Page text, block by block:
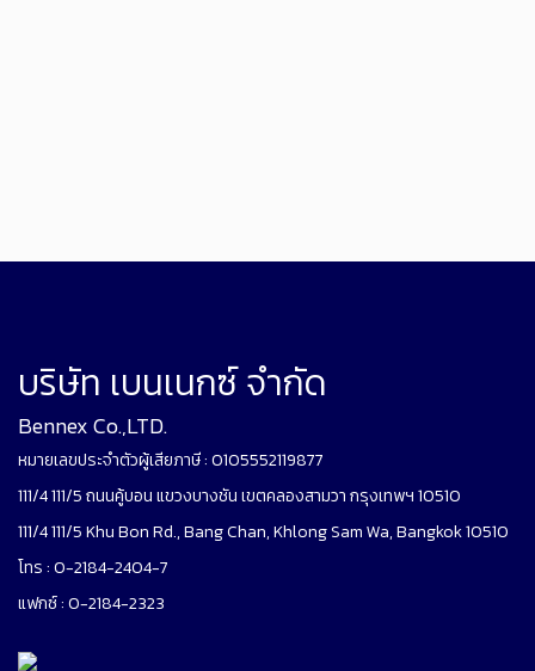
บริษัท เบนเนกซ์ จำกัด
Bennex Co.,LTD.
หมายเลขประจำตัวผู้เสียภาษี : 0105552119877
111/4 111/5 ถนนคู้บอน แขวงบางชัน เขตคลองสามวา กรุงเทพฯ 10510
111/4 111/5 Khu Bon Rd., Bang Chan, Khlong Sam Wa, Bangkok 10510
โทร : 0-2184-2404-7
แฟกซ์ : 0-2184-2323